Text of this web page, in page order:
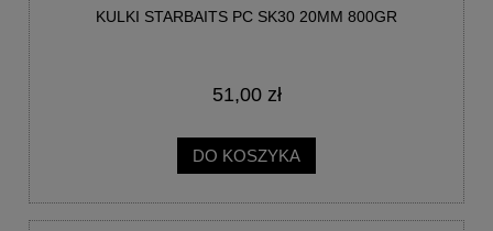
KULKI STARBAITS PC SK30 20MM 800GR
51,00 zł
DO KOSZYKA